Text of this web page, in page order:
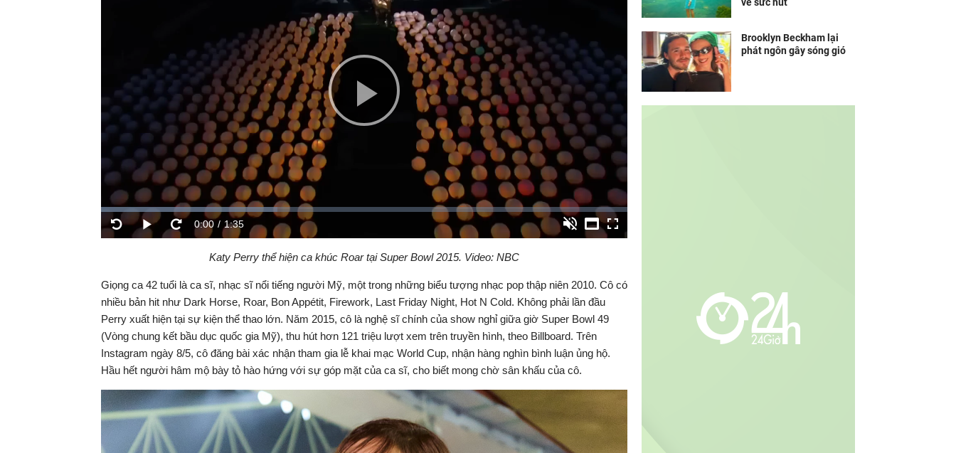
Play
Video
Backward
Phát
Forward
Thời
gian
hiện
tại
0:00 / Duration
1:35
Đã
tải:
33.45%
Toàn
màn
Bật
âm
Backward
Katy Perry thể hiện ca khúc Roar tại Super Bowl 2015. Video: NBC
Giọng ca 42 tuổi là ca sĩ, nhạc sĩ nổi tiếng người Mỹ, một trong những biểu tượng nhạc pop thập niên 2010. Cô có
nhiều bản hit như Dark Horse, Roar, Bon Appétit, Firework, Last Friday Night, Hot N Cold. Không phải lần đầu
Perry xuất hiện tại sự kiện thể thao lớn. Năm 2015, cô là nghệ sĩ chính của show nghỉ giữa giờ Super Bowl 49
(Vòng chung kết bầu dục quốc gia Mỹ), thu hút hơn 121 triệu lượt xem trên truyền hình, theo Billboard. Trên
Instagram ngày 8/5, cô đăng bài xác nhận tham gia lễ khai mạc World Cup, nhận hàng nghìn bình luận ủng hộ.
Hầu hết người hâm mộ bày tỏ hào hứng với sự góp mặt của ca sĩ, cho biết mong chờ sân khấu của cô.
Brooklyn Beckham lại
phát ngôn gây sóng gió